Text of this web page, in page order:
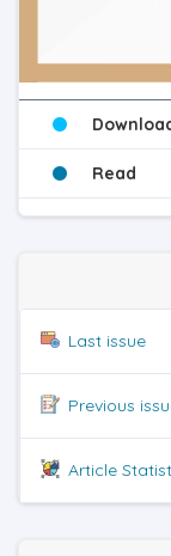
Read
Last issue
Previous
Article